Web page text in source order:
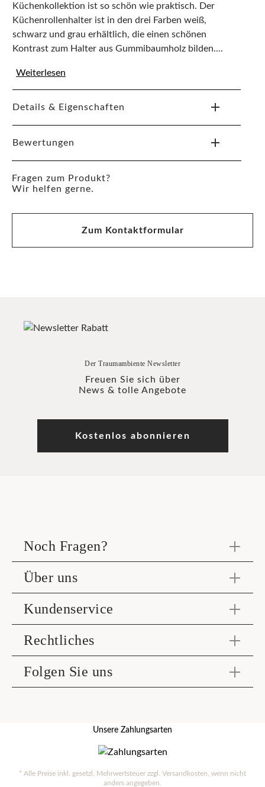
Küchenkollektion ist so schön wie praktisch. Der
Küchenrollenhalter ist in den drei Farben weiß,
schwarz und grau erhältlich, die einen schönen
Kontrast zum Halter aus Gummibaumholz bilden....
Weiterlesen
Details & Eigenschaften
Bewertungen
Fragen zum Produkt?
Wir helfen gerne.
Zum Kontaktformular
Der Traumambiente Newsletter
Freuen Sie sich über
News & tolle Angebote
Kostenlos abonnieren
Noch Fragen?
Über uns
Kundenservice
Rechtliches
Folgen Sie uns
Unsere Zahlungsarten
* Alle Preise inkl. gesetzl. Mehrwertsteuer zzgl. Versandkosten, wenn nicht
anders angegeben.